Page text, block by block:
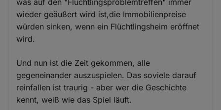
was auf den "Flüchtlingsproblemtreffen" immer
wieder geäußert wird ist,die Immobilienpreise
würden sinken, wenn ein Flüchtlingsheim eröffnet
wird.
Und nun ist die Zeit gekommen, alle
gegeneinander auszuspielen. Das soviele darauf
reinfallen ist traurig - aber wer die Geschichte
kennt, weiß wie das Spiel läuft.